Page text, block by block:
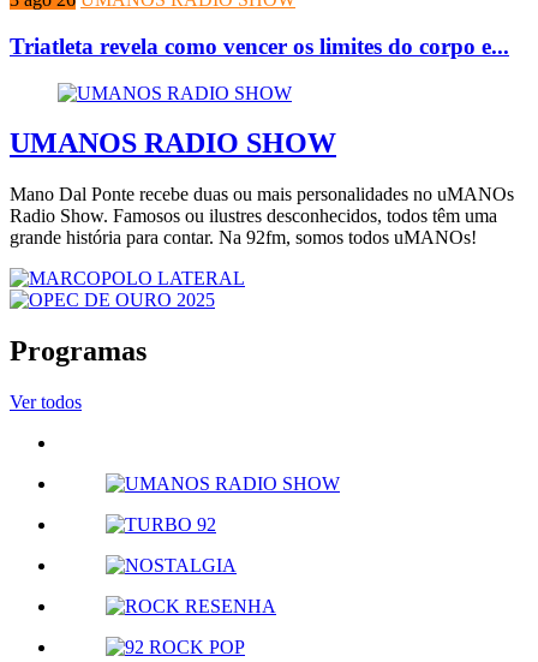
Triatleta revela como vencer os limites do corpo e...
UMANOS RADIO SHOW
Mano Dal Ponte recebe duas ou mais personalidades no uMANOs
Radio Show. Famosos ou ilustres desconhecidos, todos têm uma
grande história para contar. Na 92fm, somos todos uMANOs!
Programas
Ver todos